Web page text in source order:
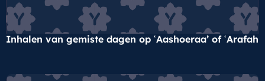
Inhalen van gemiste dagen op ʿAashoeraa’ of ʿArafah